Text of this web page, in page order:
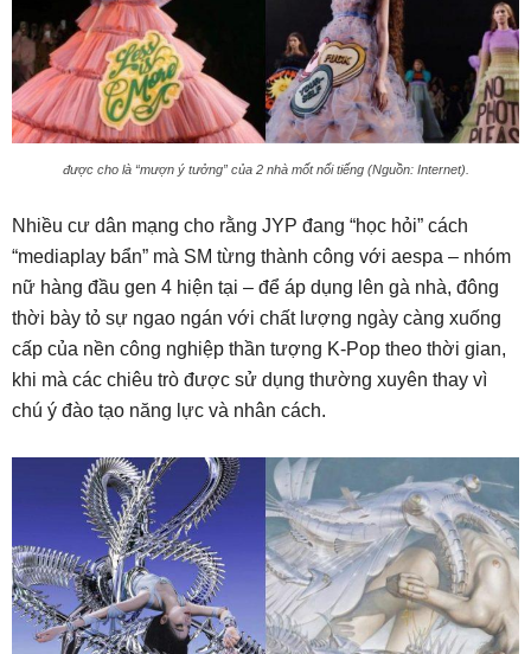
được cho là “mượn ý tưởng” của 2 nhà mốt nổi tiếng (Nguồn: Internet).
Nhiều cư dân mạng cho rằng JYP đang “học hỏi” cách
“mediaplay bẩn” mà SM từng thành công với aespa – nhóm
nữ hàng đầu gen 4 hiện tại – để áp dụng lên gà nhà, đông
thời bày tỏ sự ngao ngán với chất lượng ngày càng xuống
cấp của nền công nghiệp thần tượng K-Pop theo thời gian,
khi mà các chiêu trò được sử dụng thường xuyên thay vì
chú ý đào tạo năng lực và nhân cách.